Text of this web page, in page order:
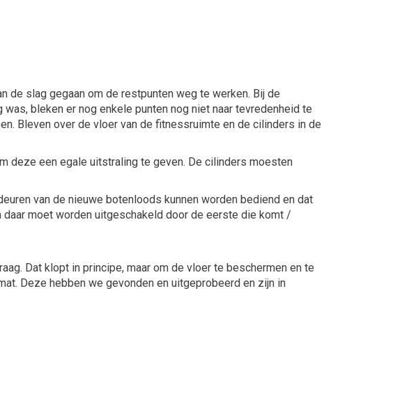
de slag gegaan om de restpunten weg te werken. Bij de
bleken er nog enkele punten nog niet naar tevredenheid te
Bleven over de vloer van de fitnessruimte en de cilinders in de
deze een egale uitstraling te geven. De cilinders moesten
van de nieuwe botenloods kunnen worden bediend en dat
moet worden uitgeschakeld door de eerste die komt /
Dat klopt in principe, maar om de vloer te beschermen en te
Deze hebben we gevonden en uitgeprobeerd en zijn in